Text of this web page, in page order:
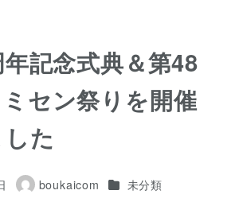
記念式典＆第48
セン祭りを開催
た
著
boukaicom カテゴリー
未分類